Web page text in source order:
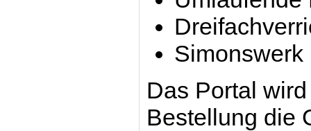
Simonswerk
Das Portal
Bestellung die